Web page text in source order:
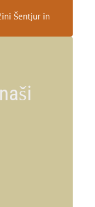
Šentjur in